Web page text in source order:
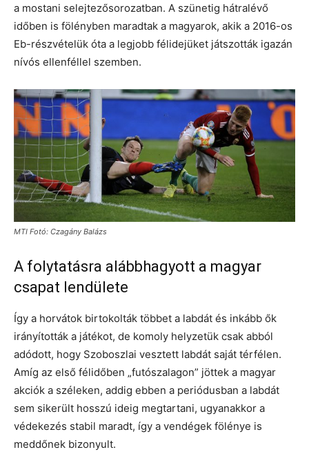
a mostani selejtezősorozatban. A szünetig hátralévő
időben is fölényben maradtak a magyarok, akik a 2016-os
Eb-részvételük óta a legjobb félidejüket játszották igazán
nívós ellenféllel szemben.
MTI Fotó: Czagány Balázs
A folytatásra alábbhagyott a magyar
csapat lendülete
Így a horvátok birtokolták többet a labdát és inkább ők
irányították a játékot, de komoly helyzetük csak abból
adódott, hogy Szoboszlai vesztett labdát saját térfélen.
Amíg az első félidőben „futószalagon” jöttek a magyar
akciók a széleken, addig ebben a periódusban a labdát
sem sikerült hosszú ideig megtartani, ugyanakkor a
védekezés stabil maradt, így a vendégek fölénye is
meddőnek bizonyult.